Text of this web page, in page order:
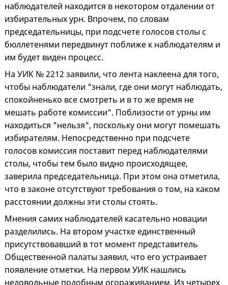
наблюдателей находится в некотором отдалении от
избирательных урн. Впрочем, по словам
председательницы, при подсчете голосов столы с
бюллетенями передвинут поближе к наблюдателям и
им будет виден процесс.
На УИК № 2212 заявили, что лента наклеена для того,
чтобы наблюдатели "знали, где они могут наблюдать,
спокойненько все смотреть и в то же время не
мешать работе комиссии". Поблизости от урны им
находиться "нельзя", поскольку они могут помешать
избирателям. Непосредственно при подсчете
голосов комиссия поставит перед наблюдателями
столы, чтобы тем было видно происходящее,
заверила председательница. При этом она отметила,
что в законе отсутствуют требования о том, на каком
расстоянии должны эти столы стоять.
Мнения самих наблюдателей касательно новации
разделились. На втором участке единственный
присутствовавший в тот момент представитель
Общественной палаты заявил, что его устраивает
появление отметки. На первом УИК нашлись
недовольные подобным огораживанием. Из четырех